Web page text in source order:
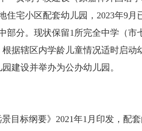
宅小区配套幼儿园，2023年9月
分。现状保留1所完全中学（市
据辖区内学龄儿童情况适时启动
建设并举办为公办幼儿园。
标纲要》2021年1月印发，配套